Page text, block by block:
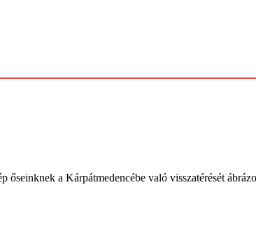
a Kárpátmedencébe való visszatérését